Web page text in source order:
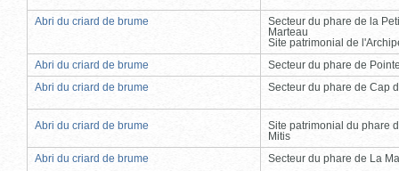
Abri du criard de brume
Secteur du phare de la
Marteau
Site patrimonial de
Abri du criard de brume
Secteur du phare de
Abri du criard de brume
Secteur du phare de Cap
Abri du criard de brume
Site patrimonial du phare
Mitis
Abri du criard de brume
Secteur du phare de La